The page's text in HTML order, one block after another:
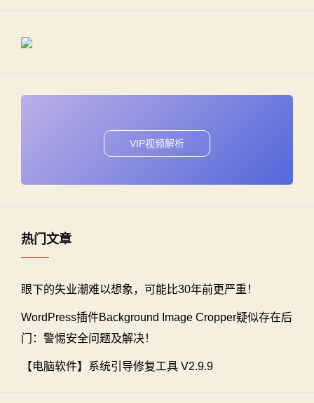
VIP视频解析
热门文章
眼下的失业潮难以想象，可能比30年前更严重！
WordPress插件Background Image Cropper疑似存在后
门：警惕安全问题及解决！
【电脑软件】系统引导修复工具 V2.9.9